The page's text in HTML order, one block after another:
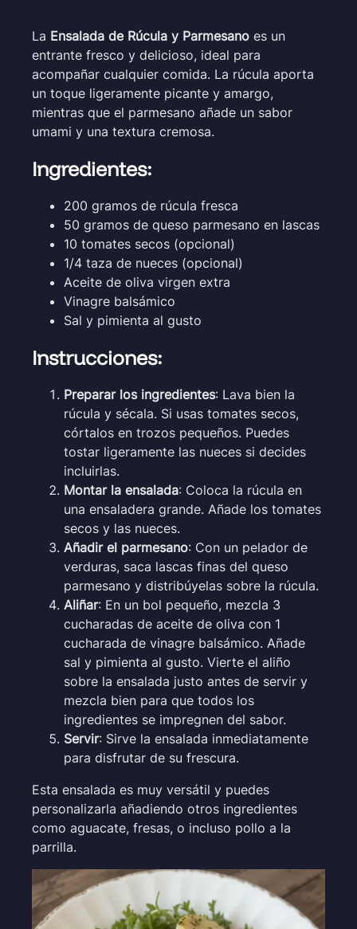
La Ensalada de Rúcula y Parmesano es un
entrante fresco y delicioso, ideal para
acompañar cualquier comida. La rúcula aporta
un toque ligeramente picante y amargo,
mientras que el parmesano añade un sabor
umami y una textura cremosa.
Ingredientes:
200 gramos de rúcula fresca
50 gramos de queso parmesano en lascas
10 tomates secos (opcional)
1/4 taza de nueces (opcional)
Aceite de oliva virgen extra
Vinagre balsámico
Sal y pimienta al gusto
Instrucciones:
Preparar los ingredientes: Lava bien la
rúcula y sécala. Si usas tomates secos,
córtalos en trozos pequeños. Puedes
tostar ligeramente las nueces si decides
incluirlas.
Montar la ensalada: Coloca la rúcula en
una ensaladera grande. Añade los tomates
secos y las nueces.
Añadir el parmesano: Con un pelador de
verduras, saca lascas finas del queso
parmesano y distribúyelas sobre la rúcula.
Aliñar: En un bol pequeño, mezcla 3
cucharadas de aceite de oliva con 1
cucharada de vinagre balsámico. Añade
sal y pimienta al gusto. Vierte el aliño
sobre la ensalada justo antes de servir y
mezcla bien para que todos los
ingredientes se impregnen del sabor.
Servir: Sirve la ensalada inmediatamente
para disfrutar de su frescura.
Esta ensalada es muy versátil y puedes
personalizarla añadiendo otros ingredientes
como aguacate, fresas, o incluso pollo a la
parrilla.